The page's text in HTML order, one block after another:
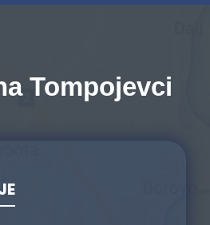
Tompojevci